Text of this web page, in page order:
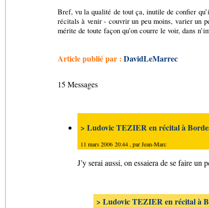
Bref, vu la qualité de tout ça, inutile de confier
récitals à venir - couvrir un peu moins, varier un
mérite de toute façon qu’on courre le voir, dans
Article publié par : DavidLeMarrec
15 Messages
> Ludovic TEZIER en récital à
11 mars 2006 20:44 , parJean-Marc
J’y serai aussi, on essaiera de se faire un
> Ludovic TEZIER en récital à